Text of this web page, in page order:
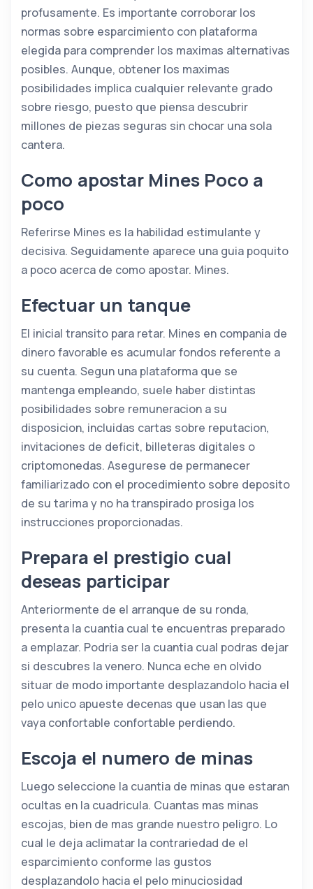
profusamente. Es importante corroborar los
normas sobre esparcimiento con plataforma
elegida para comprender los maximas alternativas
posibles. Aunque, obtener los maximas
posibilidades implica cualquier relevante grado
sobre riesgo, puesto que piensa descubrir
millones de piezas seguras sin chocar una sola
cantera.
Como apostar Mines Poco a
poco
Referirse Mines es la habilidad estimulante y
decisiva. Seguidamente aparece una guia poquito
a poco acerca de como apostar. Mines.
Efectuar un tanque
El inicial transito para retar. Mines en compania de
dinero favorable es acumular fondos referente a
su cuenta. Segun una plataforma que se
mantenga empleando, suele haber distintas
posibilidades sobre remuneracion a su
disposicion, incluidas cartas sobre reputacion,
invitaciones de deficit, billeteras digitales o
criptomonedas. Asegurese de permanecer
familiarizado con el procedimiento sobre deposito
de su tarima y no ha transpirado prosiga los
instrucciones proporcionadas.
Prepara el prestigio cual
deseas participar
Anteriormente de el arranque de su ronda,
presenta la cuantia cual te encuentras preparado
a emplazar. Podria ser la cuantia cual podras dejar
si descubres la venero. Nunca eche en olvido
situar de modo importante desplazandolo hacia el
pelo unico apueste decenas que usan las que
vaya confortable confortable perdiendo.
Escoja el numero de minas
Luego seleccione la cuantia de minas que estaran
ocultas en la cuadricula. Cuantas mas minas
escojas, bien de mas grande nuestro peligro. Lo
cual le deja aclimatar la contrariedad de el
esparcimiento conforme las gustos
desplazandolo hacia el pelo minuciosidad